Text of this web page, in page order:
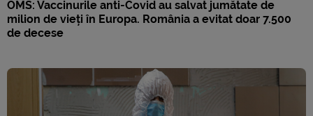
OMS: Vaccinurile anti-Covid au salvat jumătate de
milion de vieți în Europa. România a evitat doar 7.500
de decese